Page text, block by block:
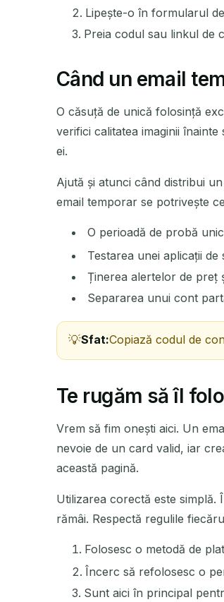
Lipește-o în formularul
Preia codul sau linkul de
Când un email
O căsuță de unică folosință
verifici calitatea imaginii
ei.
Ajută și atunci când distribui
email temporar se potrivește
O perioadă de probă
Testarea unei aplicații
Ținerea alertelor de preț
Separarea unui cont
Sfat:Copiază codul de
Te rugăm să îl
Vrem să fim onești aici. Un
nevoie de un card valid, iar
această pagină.
Utilizarea corectă este simplă.
rămâi. Respectă regulile
Folosesc o metodă de
Încerc să refolosesc o
Sunt aici în principal